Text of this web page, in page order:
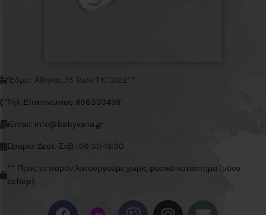
Έδρα : Αθηνάς 75 Ίλιον ΤΚ 13122**
Τηλ. Επικοινωνίας: 6983904991
Email: info@babyvalia.gr
Ωράριο: Δευτ.-Σαβ : 09:30-19:30
** Προς το παρόν λειτουργούμε χωρίς φυσικό κατάστημα (μόνο
eshop)